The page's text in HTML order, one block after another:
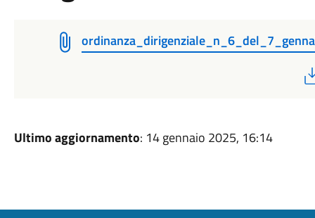
Ultimo aggiornamento: 14 gennaio 2025, 16:14